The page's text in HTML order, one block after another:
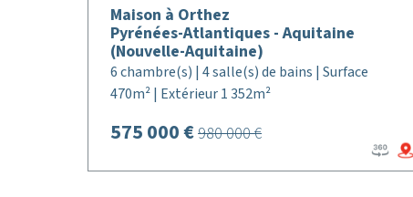
Maison à Orthez
Pyrénées-Atlantiques - Aquitaine
(Nouvelle-Aquitaine)
6 chambre(s) | 4 salle(s) de bains | Surface
470m² | Extérieur 1 352m²
575 000 €980 000 €